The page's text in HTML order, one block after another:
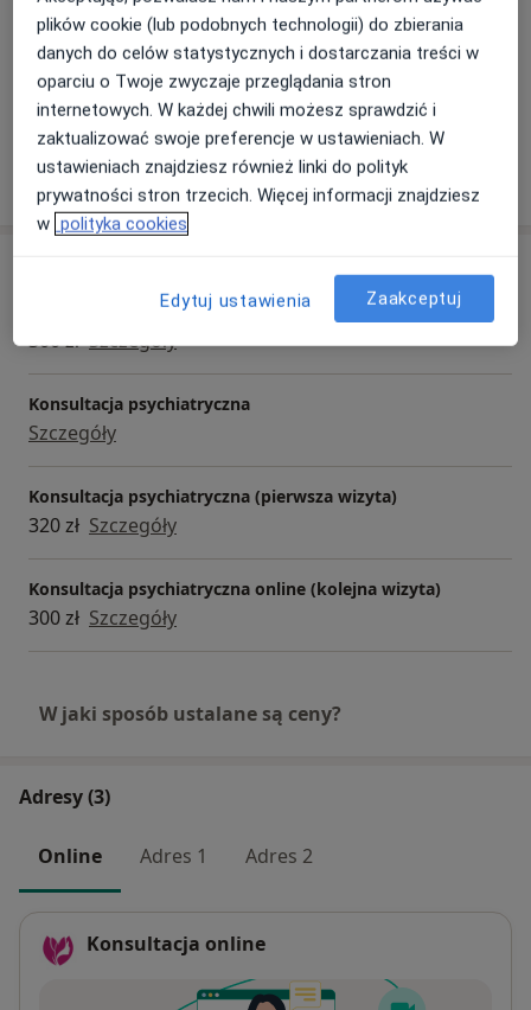
Rodzaje konsultacji
StacjonarneZobacz lokalizacje (1)
Konsultacje onlineZobacz kalendarz online
Pokaż więcejo doświadczeniu
Konsultacja psychiatryczna (kolejna wizyta)
300 zł Szczegóły
Konsultacja psychiatryczna
Szczegóły
Konsultacja psychiatryczna (pierwsza wizyta)
320 zł Szczegóły
Konsultacja psychiatryczna online (kolejna wizyta)
300 zł Szczegóły
W jaki sposób ustalane są ceny?
Adresy (3)
Online Adres 1 Adres 2
Konsultacja online
plików cookie (lub podobnych technologii) do zbierania
danych do celów statystycznych i dostarczania treści w
oparciu o Twoje zwyczaje przeglądania stron
internetowych. W każdej chwili możesz sprawdzić i
zaktualizować swoje preferencje w ustawieniach. W
ustawieniach znajdziesz również linki do polityk
prywatności stron trzecich. Więcej informacji znajdziesz
w polityka cookies
Edytuj ustawienia Zaakceptuj